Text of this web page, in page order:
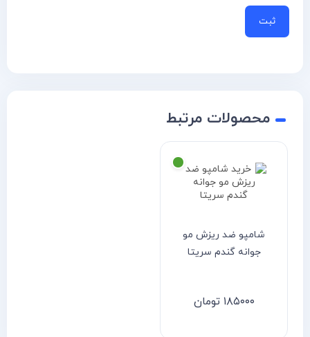
محصولات مرتبط
شامپو ضد ریزش مو
جوانه گندم سریتا
۱۸۵۰۰۰ تومان